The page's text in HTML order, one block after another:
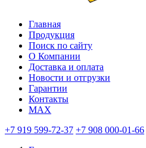
Основная
навигация
Главная
Продукция
Поиск по сайту
O Компании
Доставка и оплата
Новости и отгрузки
Гарантии
Контакты
MAX
+7 919 599-72-37 +7 908 000-01-66